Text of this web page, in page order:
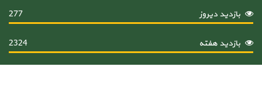
بازدید دیروز 277
بازدید هفته 2324